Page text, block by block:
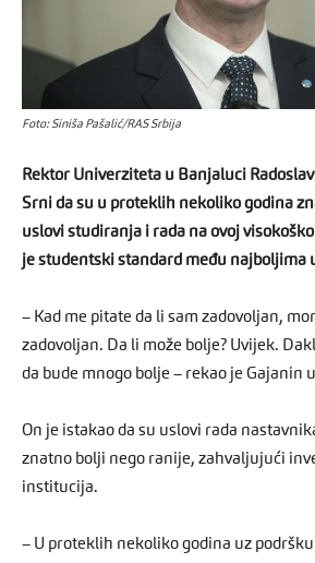
Foto: Siniša Pašalić/RAS Srbija
Rektor Univerziteta u Banjaluci
Srni da su u proteklih nekoliko godina
uslovi studiranja i rada na ovoj
je studentski standard među najboljima
– Kad me pitate da li sam zadovoljan,
zadovoljan. Da li može bolje? Uvijek.
da bude mnogo bolje – rekao je Gajanin
On je istakao da su uslovi rada
znatno bolji nego ranije, zahvaljujući
institucija.
– U proteklih nekoliko godina uz